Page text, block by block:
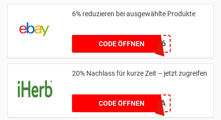
6% reduzieren bei ausgewählte Produkte
CODE ÖFFNEN
POWEREBAY6
20% Nachlass für kurze Zeit – jetzt zugreifen
CODE ÖFFNEN20MANUKA